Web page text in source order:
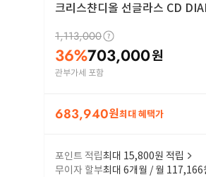
크리스챤디올 선글라스 CD
1,113,000
36%703,000원
관부가세 포함
683,940원최대 혜택가
포인트 적립최대 15,800원 적립
무이자 할부최대 6개월 / 월 117,166